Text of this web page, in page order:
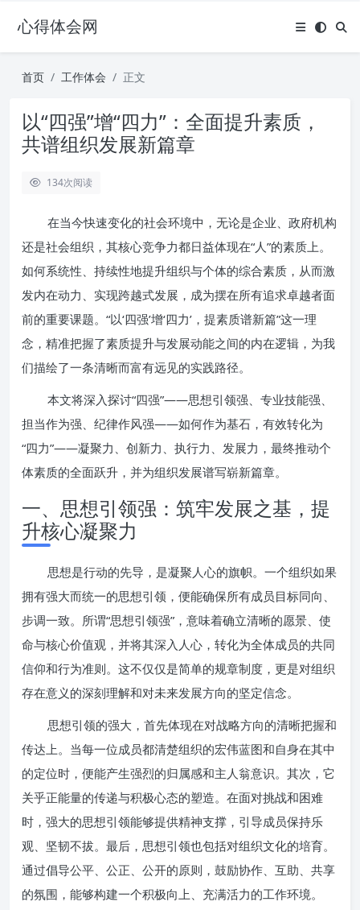
心得体会网
首页 工作体会 正文
以“四强”增“四力”：全面提升素质，
共谱组织发展新篇章
134次阅读
在当今快速变化的社会环境中，无论是企业、政府机构
还是社会组织，其核心竞争力都日益体现在“人”的素质上。
如何系统性、持续性地提升组织与个体的综合素质，从而激
发内在动力、实现跨越式发展，成为摆在所有追求卓越者面
前的重要课题。“以‘四强’增‘四力’，提素质谱新篇”这一理
念，精准把握了素质提升与发展动能之间的内在逻辑，为我
们描绘了一条清晰而富有远见的实践路径。
本文将深入探讨“四强”——思想引领强、专业技能强、
担当作为强、纪律作风强——如何作为基石，有效转化为
“四力”——凝聚力、创新力、执行力、发展力，最终推动个
体素质的全面跃升，并为组织发展谱写崭新篇章。
一、思想引领强：筑牢发展之基，提
升核心凝聚力
思想是行动的先导，是凝聚人心的旗帜。一个组织如果
拥有强大而统一的思想引领，便能确保所有成员目标同向、
步调一致。所谓“思想引领强”，意味着确立清晰的愿景、使
命与核心价值观，并将其深入人心，转化为全体成员的共同
信仰和行为准则。这不仅仅是简单的规章制度，更是对组织
存在意义的深刻理解和对未来发展方向的坚定信念。
思想引领的强大，首先体现在对战略方向的清晰把握和
传达上。当每一位成员都清楚组织的宏伟蓝图和自身在其中
的定位时，便能产生强烈的归属感和主人翁意识。其次，它
关乎正能量的传递与积极心态的塑造。在面对挑战和困难
时，强大的思想引领能够提供精神支撑，引导成员保持乐
观、坚韧不拔。最后，思想引领也包括对组织文化的培育。
通过倡导公平、公正、公开的原则，鼓励协作、互助、共享
的氛围，能够构建一个积极向上、充满活力的工作环境。